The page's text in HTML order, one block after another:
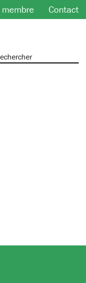
Contact